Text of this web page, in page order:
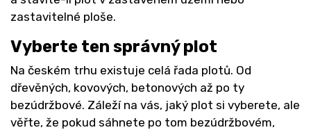
zastavitelné ploše.
Vyberte ten správný plot
Na českém trhu existuje celá řada plotů. Od
dřevěných, kovových, betonových až po ty
bezúdržbové. Záleží na vás, jaký plot si vyberete, ale
věřte, že pokud sáhnete po tom bezúdržbovém,